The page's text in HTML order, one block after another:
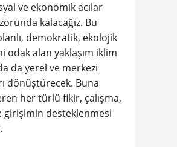
ve ekonomik acılar
kalacağız. Bu
demokratik, ekolojik
odak alan yaklaşım iklim
da yerel ve merkezi
dönüştürecek. Buna
her türlü fikir, çalışma,
girişimin desteklenmesi